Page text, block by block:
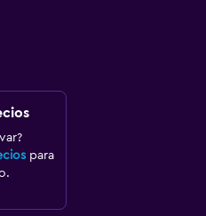
para